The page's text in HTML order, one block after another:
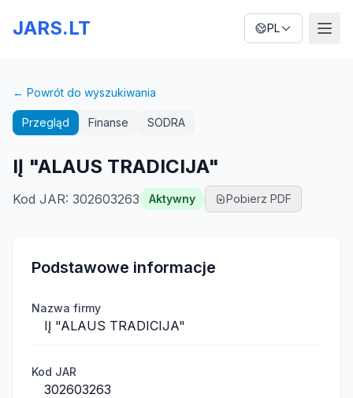
JARS.LT PL
← Powrót do wyszukiwania
Przegląd Finanse SODRA
IĮ "ALAUS TRADICIJA"
Kod JAR: 302603263 Aktywny Pobierz PDF
Podstawowe informacje
Nazwa firmy
IĮ "ALAUS TRADICIJA"
Kod JAR
302603263